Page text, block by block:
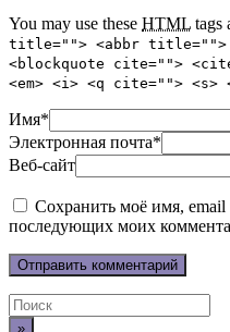
You may use these HTML tags
title=""> <abbr title="">
<blockquote cite="">
<em> <i> <q cite=""> <s>
Имя*
Электронная почта*
Веб-сайт
Сохранить моё имя, email
последующих моих
Поиск
по: